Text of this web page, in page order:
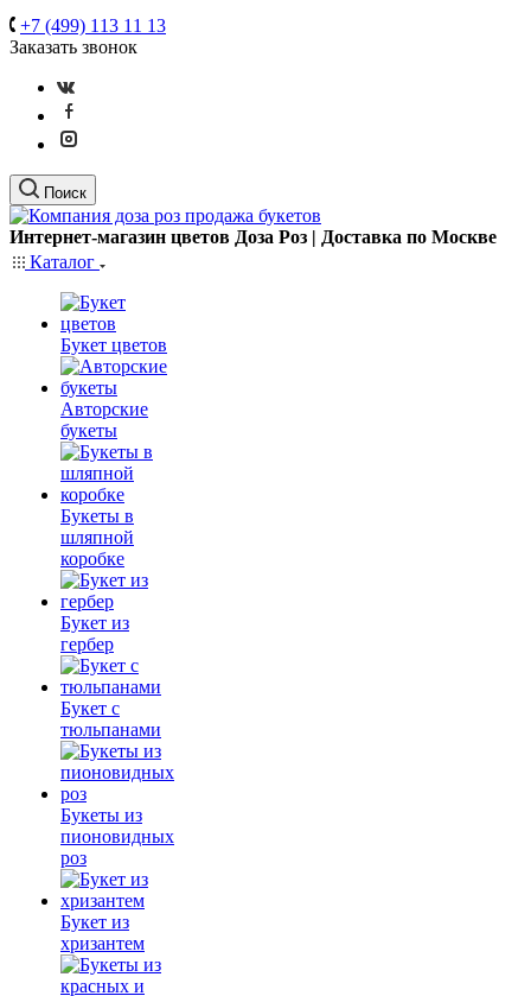
+7 (499) 113 11 13
Заказать звонок
Поиск
Интернет-магазин цветов Доза Роз | Доставка по Москве
Каталог
Букет цветов
Авторские
букеты
Букеты в
шляпной
коробке
Букет из
гербер
Букет с
тюльпанами
Букеты из
пионовидных
роз
Букет из
хризантем